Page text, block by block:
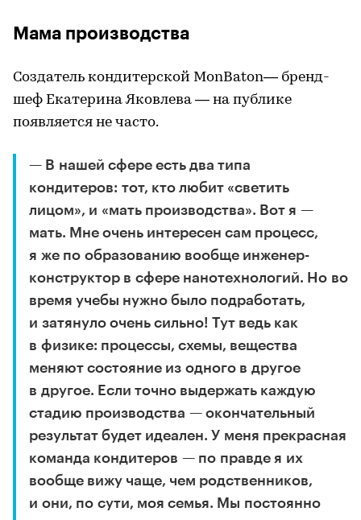
Мама производства
Создатель кондитерской MonBaton— бренд-
шеф Екатерина Яковлева — на публике
появляется не часто.
— В нашей сфере есть два типа
кондитеров: тот, кто любит «светить
лицом», и «мать производства». Вот я —
мать. Мне очень интересен сам процесс,
я же по образованию вообще инженер-
конструктор в сфере нанотехнологий. Но во
время учебы нужно было подработать,
и затянуло очень сильно! Тут ведь как
в физике: процессы, схемы, вещества
меняют состояние из одного в другое
в другое. Если точно выдержать каждую
стадию производства — окончательный
результат будет идеален. У меня прекрасная
команда кондитеров — по правде я их
вообще вижу чаще, чем родственников,
и они, по сути, моя семья. Мы постоянно